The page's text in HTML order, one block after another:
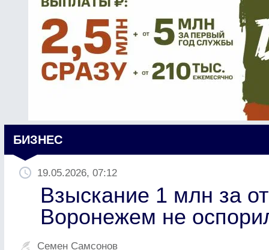
БИЗНЕС
19.05.2026, 07:12
Взыскание 1 млн за
Воронежем не
Семен Самсонов